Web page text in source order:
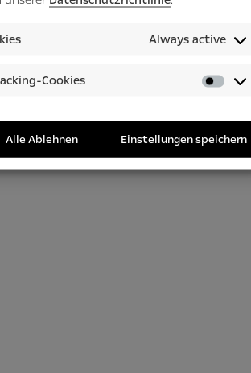
Always active
Cookies
/
Alle Ablehnen Einstellungen speichern
the two world wars embarked in a